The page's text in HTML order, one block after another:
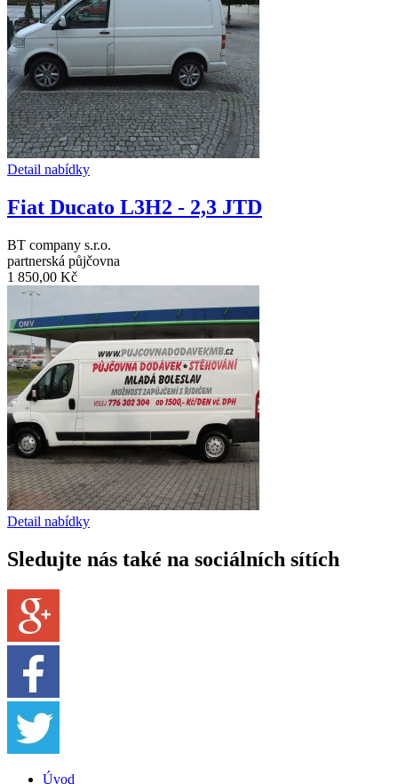
Detail nabídky
Fiat Ducato L3H2 - 2,3 JTD
BT company s.r.o.
partnerská půjčovna
1 850,00 Kč
Detail nabídky
Sledujte nás také na sociálních sítích
Úvod